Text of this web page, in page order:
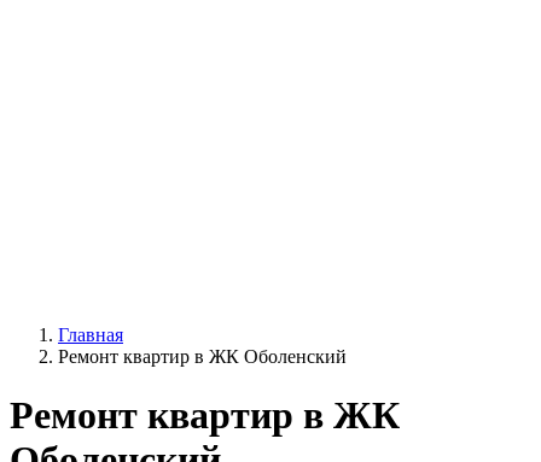
Главная
Ремонт квартир в ЖК Оболенский
Ремонт квартир в ЖК